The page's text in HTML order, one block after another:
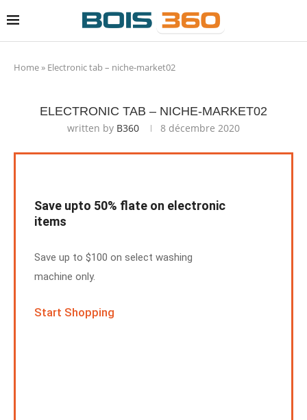
Home» Electronic tab – niche-market02
ELECTRONIC TAB – NICHE-MARKET02
written by B360 8 décembre 2020
Save upto 50% flate on electronic
items
Save up to $100 on select washing
machine only.
Start Shopping